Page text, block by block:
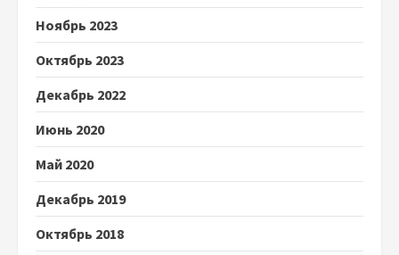
Ноябрь 2023
Октябрь 2023
Декабрь 2022
Июнь 2020
Май 2020
Декабрь 2019
Октябрь 2018